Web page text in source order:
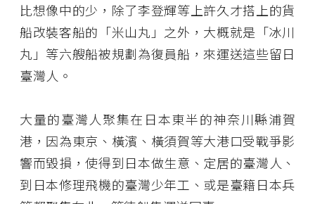
比想像中的少，除了李登輝等上許久才搭上的貨
船改裝客船的「米山丸」之外，大概就是「冰川
丸」等六艘船被規劃為復員船，來運送這些留日
臺灣人。
大量的臺灣人聚集在日本東半的神奈川縣浦賀
港，因為東京、橫濱、橫須賀等大港口受戰爭影
響而毀損，使得到日本做生意、定居的臺灣人、
到日本修理飛機的臺灣少年工、或是臺籍日本兵